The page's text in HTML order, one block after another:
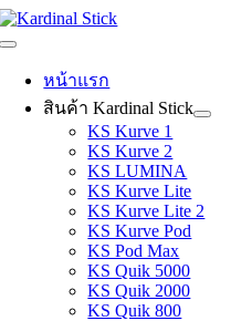
Skip
to
Toggle
Navigation
หน้าแรก
สินค้า Kardinal Stick
KS Kurve 1
KS Kurve 2
KS LUMINA
KS Kurve Lite
KS Kurve Lite 2
KS Kurve Pod
KS Pod Max
KS Quik 5000
KS Quik 2000
KS Quik 800